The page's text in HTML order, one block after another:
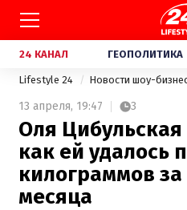
24 КАНАЛ ГЕОПОЛИТИКА
Lifestyle 24 Новости шоу-
13 апреля, 19:47 3
Оля Цибульская
как ей удалось
килограммов
месяца